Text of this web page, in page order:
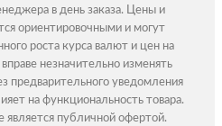
в день заказа. Цены и
ориентировочными и могут
роста курса валют и цен на
незначительно изменять
предварительного уведомления
на функциональность товара.
является публичной офертой.